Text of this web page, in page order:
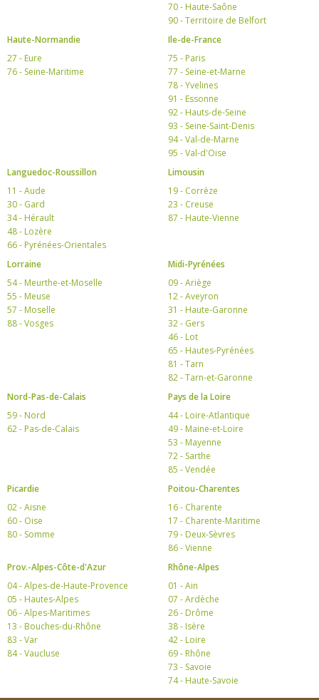
70 - Haute-Saône
90 - Territoire de Belfort
Haute-Normandie
27 - Eure
76 - Seine-Maritime
Ile-de-France
75 - Paris
77 - Seine-et-Marne
78 - Yvelines
91 - Essonne
92 - Hauts-de-Seine
93 - Seine-Saint-Denis
94 - Val-de-Marne
95 - Val-d'Oise
Languedoc-Roussillon
11 - Aude
30 - Gard
34 - Hérault
48 - Lozère
66 - Pyrénées-Orientales
Limousin
19 - Corrèze
23 - Creuse
87 - Haute-Vienne
Lorraine
54 - Meurthe-et-Moselle
55 - Meuse
57 - Moselle
88 - Vosges
Midi-Pyrénées
09 - Ariège
12 - Aveyron
31 - Haute-Garonne
32 - Gers
46 - Lot
65 - Hautes-Pyrénées
81 - Tarn
82 - Tarn-et-Garonne
Nord-Pas-de-Calais
59 - Nord
62 - Pas-de-Calais
Pays de la Loire
44 - Loire-Atlantique
49 - Maine-et-Loire
53 - Mayenne
72 - Sarthe
85 - Vendée
Picardie
02 - Aisne
60 - Oise
80 - Somme
Poitou-Charentes
16 - Charente
17 - Charente-Maritime
79 - Deux-Sèvres
86 - Vienne
Prov.-Alpes-Côte-d'Azur
04 - Alpes-de-Haute-Provence
05 - Hautes-Alpes
06 - Alpes-Maritimes
13 - Bouches-du-Rhône
83 - Var
84 - Vaucluse
Rhône-Alpes
01 - Ain
07 - Ardèche
26 - Drôme
38 - Isère
42 - Loire
69 - Rhône
73 - Savoie
74 - Haute-Savoie